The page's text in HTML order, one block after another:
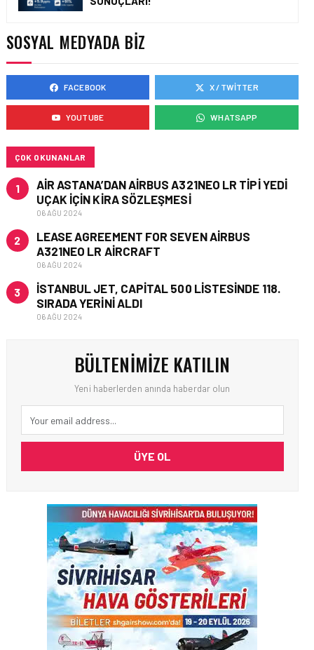
ÇELEBI HAVACILIK
KURTARMA BIRLIĞI’NE
ANLAMLI DESTEK!
HAVACILIK • 05 AĞU 2026
AIRBUS A320NEO
UÇAKLARINDA YOLCU
BINIŞ SÜREÇLERI
SOSYAL MEDYADA BIZ
FACEBOOK X / TWITTER
YOUTUBE WHATSAPP
ÇOK OKUNANLAR
1
AIR ASTANA’DAN AIRBUS A321NEO LR TIPI YEDI
UÇAK IÇIN KIRA SÖZLEŞMESI
06 AĞU 2024
2
LEASE AGREEMENT FOR SEVEN AIRBUS
A321NEO LR AIRCRAFT
06 AĞU 2024
3
İSTANBUL JET, CAPITAL 500 LISTESINDE 118.
SIRADA YERINI ALDI
06 AĞU 2024
BÜLTENIMIZE KATILIN
Yeni haberlerden anında haberdar olun
ÜYE OL